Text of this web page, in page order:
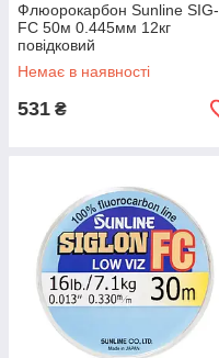
Флюорокарбон Sunline SIG-
FC 50м 0.445мм 12кг
повідковий
Немає в наявності
531 ₴